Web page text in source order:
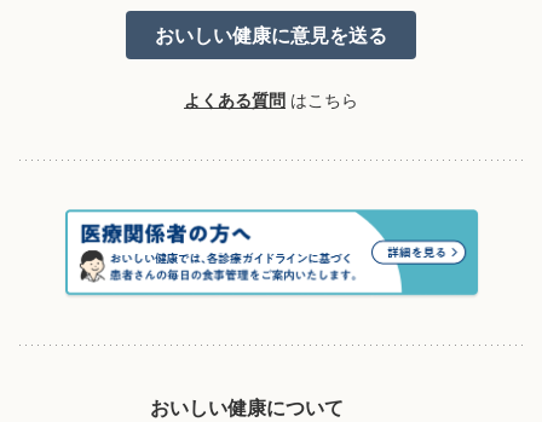
よくある質問 はこちら
おいしい健康について